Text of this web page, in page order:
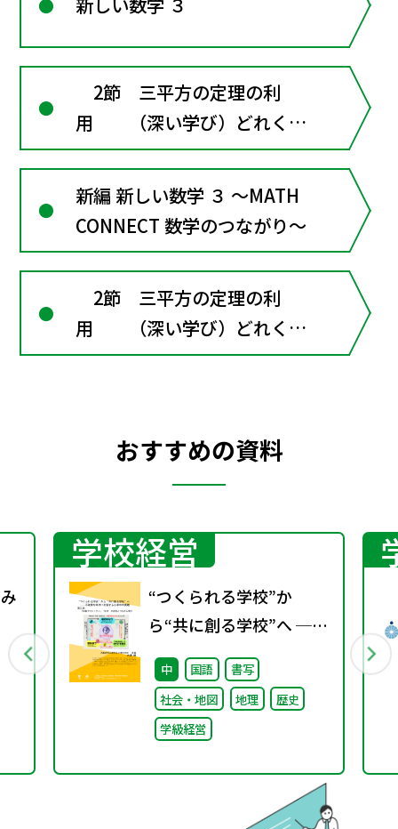
2節 三平方の定理の利
用 （深い学び）どれくら
い遠くから見えるかな？
新編 新しい数学 ３ ～MATH
CONNECT 数学のつながり～
2節 三平方の定理の利
用 （深い学び）どれくら
い遠くから見えるかな？
おすすめの資料
学校経営
“つくられる学校”か
ら“共に創る学校”へ ──
不確実な時代に応答する
小津中の実践 第三回
「共創プロジェク
ト」“好き”が社会とつな
中 国語
書写
社会・地図
地理
歴史
学級経営